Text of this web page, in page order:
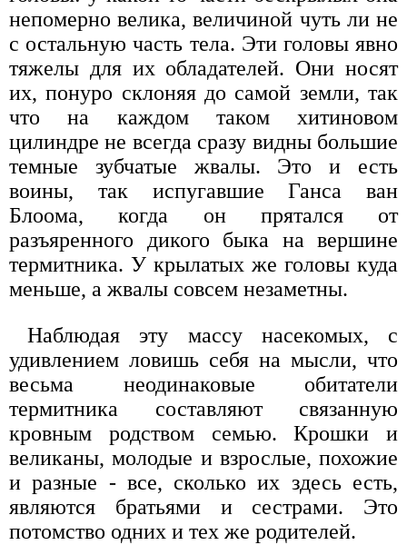
непомерно велика, величиной чуть ли не
с остальную часть тела. Эти головы явно
тяжелы для их обладателей. Они носят
их, понуро склоняя до самой земли, так
что на каждом таком хитиновом
цилиндре не всегда сразу видны большие
темные зубчатые жвалы. Это и есть
воины, так испугавшие Ганса ван
Блоома, когда он прятался от
разъяренного дикого быка на вершине
термитника. У крылатых же головы куда
меньше, а жвалы совсем незаметны.
Наблюдая эту массу насекомых, с
удивлением ловишь себя на мысли, что
весьма неодинаковые обитатели
термитника составляют связанную
кровным родством семью. Крошки и
великаны, молодые и взрослые, похожие
и разные - все, сколько их здесь есть,
являются братьями и сестрами. Это
потомство одних и тех же родителей.